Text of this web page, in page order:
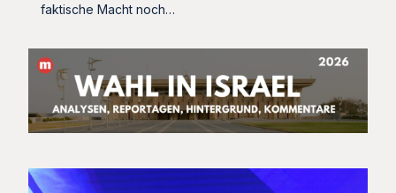
faktische Macht noch…